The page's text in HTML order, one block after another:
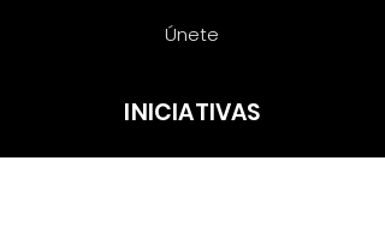
Únete
INICIATIVAS